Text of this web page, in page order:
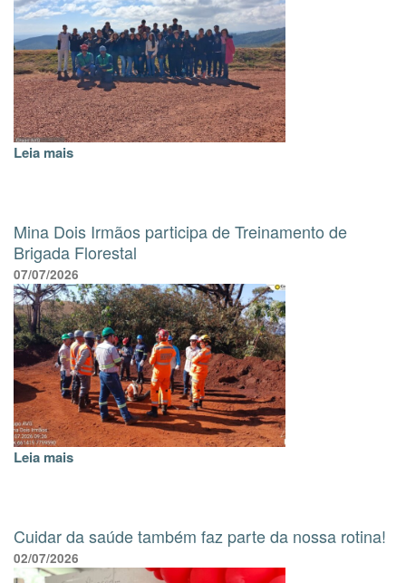
Leia mais
Mina Dois Irmãos participa de Treinamento de
Brigada Florestal
07/07/2026
Leia mais
Cuidar da saúde também faz parte da nossa rotina!
02/07/2026